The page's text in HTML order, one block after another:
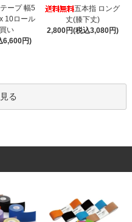
ープ 幅5
10ロール
い
6,600円)
五本指 ロング
丈(膝下丈)
2,800円(税込3,080円)
る